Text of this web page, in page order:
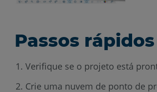
Passos rápidos
Verifique se o projeto está
Crie uma nuvem de ponto de